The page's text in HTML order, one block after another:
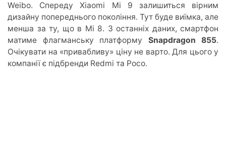
Weibo. Спереду Xiaomi Mi 9 залишиться вірним
дизайну попереднього покоління. Тут буде виїмка, але
менша за ту, що в Mi 8. З останніх даних, смартфон
матиме флагманську платформу Snapdragon 855.
Очікувати на «привабливу» ціну не варто. Для цього у
компанії є підбренди Redmi та Poco.